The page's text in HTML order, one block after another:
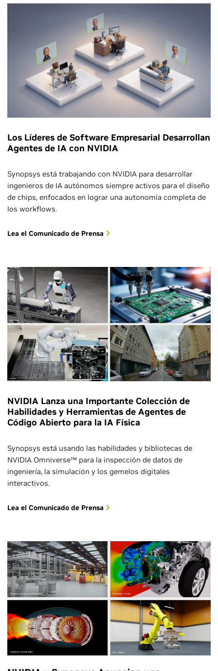
Los Líderes de Software Empresarial Desarrollan
Agentes de IA con NVIDIA
Synopsys está trabajando con NVIDIA para desarrollar
ingenieros de IA autónomos siempre activos para el diseño
de chips, enfocados en lograr una autonomía completa de
los workflows.
Lea el Comunicado de Prensa
NVIDIA Lanza una Importante Colección de
Habilidades y Herramientas de Agentes de
Código Abierto para la IA Física
Synopsys está usando las habilidades y bibliotecas de
NVIDIA Omniverse™ para la inspección de datos de
ingeniería, la simulación y los gemelos digitales
interactivos.
Lea el Comunicado de Prensa